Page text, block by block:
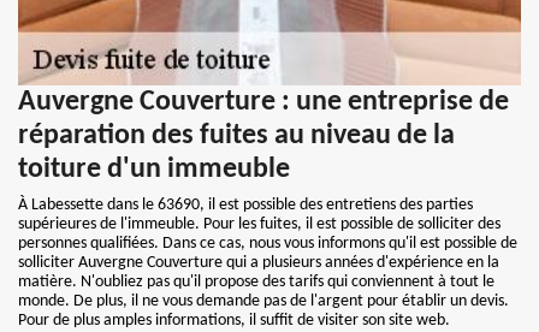
Auvergne Couverture : une entreprise de
réparation des fuites au niveau de la
toiture d'un immeuble
À Labessette dans le 63690, il est possible des entretiens des parties
supérieures de l'immeuble. Pour les fuites, il est possible de solliciter des
personnes qualifiées. Dans ce cas, nous vous informons qu'il est possible de
solliciter Auvergne Couverture qui a plusieurs années d'expérience en la
matière. N'oubliez pas qu'il propose des tarifs qui conviennent à tout le
monde. De plus, il ne vous demande pas de l'argent pour établir un devis.
Pour de plus amples informations, il suffit de visiter son site web.